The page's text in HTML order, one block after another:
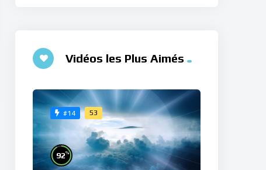
Vidéos les Plus Aimés
#14 53
92%